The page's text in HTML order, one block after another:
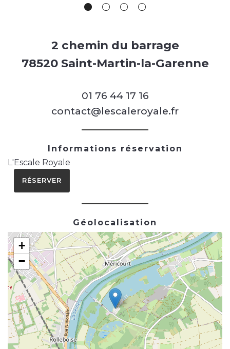
2 chemin du barrage
78520 Saint-Martin-la-Garenne
01 76 44 17 16
contact@lescaleroyale.fr
Informations réservation
L'Escale Royale
RÉSERVER
Géolocalisation
+
−